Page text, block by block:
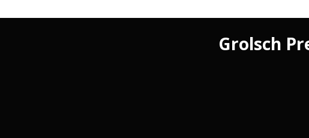
Grolsch